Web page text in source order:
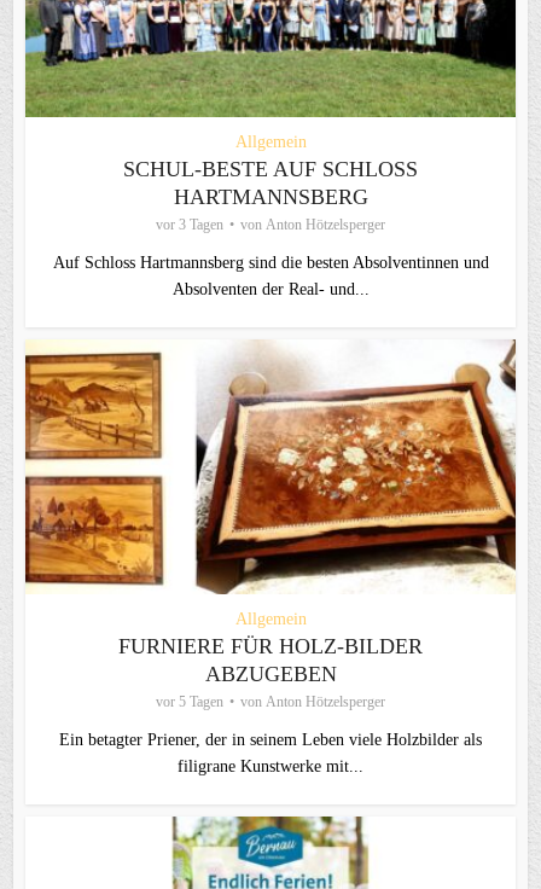
Allgemein
SCHUL-BESTE AUF SCHLOSS
HARTMANNSBERG
vor 3 Tagen von Anton Hötzelsperger
Auf Schloss Hartmannsberg sind die besten Absolventinnen und
Absolventen der Real- und...
Allgemein
FURNIERE FÜR HOLZ-BILDER
ABZUGEBEN
vor 5 Tagen von Anton Hötzelsperger
Ein betagter Priener, der in seinem Leben viele Holzbilder als
filigrane Kunstwerke mit...